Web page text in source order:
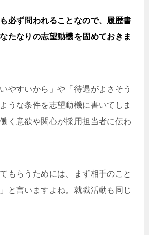
必ず問われることなので、履歴書
たなりの志望動機を固めておきま
やすいから」や「待遇がよさそう
うな条件を志望動機に書いてしま
く意欲や関心が採用担当者に伝わ
もらうためには、まず相手のこと
と言いますよね。就職活動も同じ